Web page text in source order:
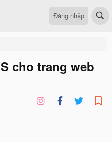
Đăng nhập
cho trang web